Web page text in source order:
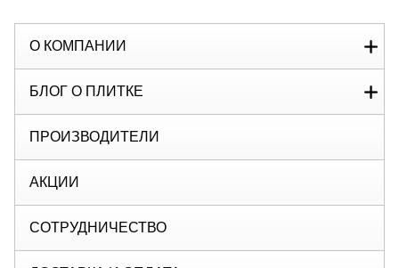
О КОМПАНИИ
БЛОГ О ПЛИТКЕ
ПРОИЗВОДИТЕЛИ
АКЦИИ
СОТРУДНИЧЕСТВО